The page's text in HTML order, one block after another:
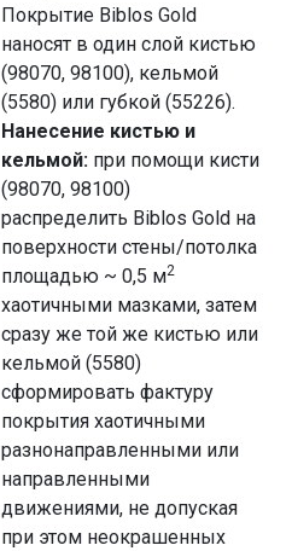
Покрытие Biblos Gold
наносят в один слой кистью
(98070, 98100), кельмой
(5580) или губкой (55226).
Нанесение кистью и
кельмой: при помощи кисти
(98070, 98100)
распределить Biblos Gold на
поверхности стены/потолка
площадью ~ 0,5 м2
хаотичными мазками, затем
сразу же той же кистью или
кельмой (5580)
сформировать фактуру
покрытия хаотичными
разнонаправленными или
направленными
движениями, не допуская
при этом неокрашенных